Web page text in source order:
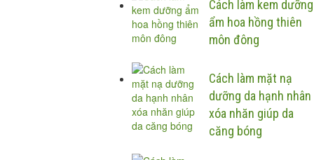
Cách làm kem dưỡng
ẩm hoa hồng thiên
môn đông
Cách làm mặt nạ
dưỡng da hạnh nhân
xóa nhăn giúp da
căng bóng